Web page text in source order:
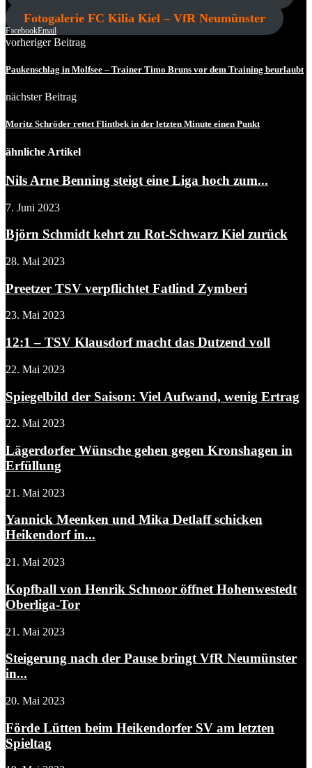
Fotogalerie FC Kilia Kiel – VfR Neumünster
FacebookEmail
vorheriger Beitrag
Paukenschlag in Molfsee – Trainer Timo Bruns vor dem Training beurlaubt
nächster Beitrag
Moritz Schröder rettet Flintbek in der letzten Minute einen Punkt
ähnliche Artikel
Nils Arne Benning steigt eine Liga hoch zum...
7. Juni 2023
Björn Schmidt kehrt zu Rot-Schwarz Kiel zurück
28. Mai 2023
Preetzer TSV verpflichtet Fatlind Zymberi
23. Mai 2023
12:1 – TSV Klausdorf macht das Dutzend voll
22. Mai 2023
Spiegelbild der Saison: Viel Aufwand, wenig Ertrag
22. Mai 2023
Lägerdorfer Wünsche gehen gegen Kronshagen in
Erfüllung
21. Mai 2023
Yannick Meenken und Mika Detlaff schicken
Heikendorf in...
21. Mai 2023
Kopfball von Henrik Schnoor öffnet Hohenwestedt
Oberliga-Tor
21. Mai 2023
Steigerung nach der Pause bringt VfR Neumünster
in...
20. Mai 2023
Förde Lütten beim Heikendorfer SV am letzten
Spieltag